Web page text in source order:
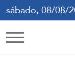
sábado, 08/08/